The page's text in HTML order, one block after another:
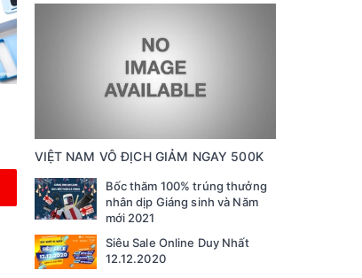
Những thủ thuật dùng
VIỆT NAM VÔ ĐỊCH GIẢM NGAY 500K
Bốc thăm 100% trúng thưởng
nhân dịp Giáng sinh và Năm
mới 2021
Siêu Sale Online Duy Nhất
12.12.2020